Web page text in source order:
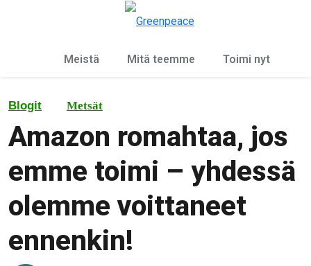
Meistä Mitä teemme Toimi nyt
Blogit Metsät
Amazon romahtaa, jos
emme toimi – yhdessä
olemme voittaneet
ennenkin!